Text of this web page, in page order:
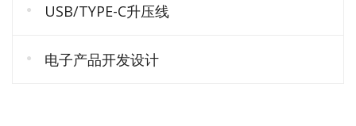
USB/TYPE-C升压线
电子产品开发设计